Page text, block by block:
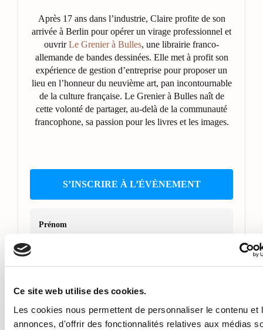
Ce site web utilise des cookies.
Les cookies nous permettent de personnaliser le contenu et
annonces, d'offrir des fonctionnalités relatives aux médias
Après 17 ans dans l’industrie, Claire profite de son
arrivée à Berlin pour opérer un virage professionnel et
ouvrirLe Grenier à Bulles, une librairie franco-
allemande de bandes dessinées. Elle met à profit son
expérience de gestion d’entreprise pour proposer un
lieu en l’honneur du neuvième art, pan incontournable
de la culture française. Le Grenier à Bulles naît de
cette volonté de partager, au-delà de la communauté
francophone, sa passion pour les livres et les images.
S’INSCRIRE À L’ÉVÈNEMENT
Prénom